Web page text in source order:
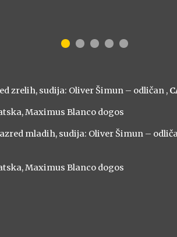
zrelih, sudija: Oliver Šimun – odličan ,
Maximus Blanco dogos
mladih, sudija: Oliver Šimun –
Maximus Blanco dogos